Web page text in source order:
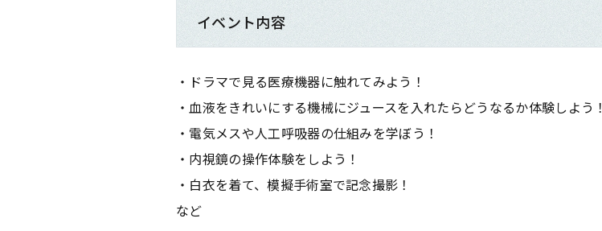
イベント内容
・ドラマで見る医療機器に触れてみよう！
・血液をきれいにする機械にジュースを入れたらどうなるか体験しよう！
・電気メスや人工呼吸器の仕組みを学ぼう！
・内視鏡の操作体験をしよう！
・白衣を着て、模擬手術室で記念撮影！
など